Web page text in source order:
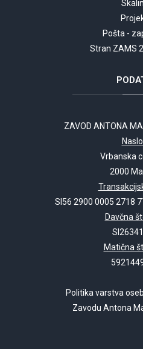
Pošta -
Stran ZAMS
ZAVOD ANTONA
Vrbanska
2000
SI56 2900 0005 2718
Davčna
Matična
Politika varstva
Zavodu Antona